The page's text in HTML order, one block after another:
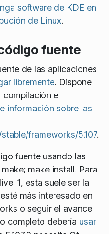
software de KDE en
de Linux.
fuente
de las aplicaciones
libremente. Dispone
compilación e
información sobre las
frameworks/5.107.
fuente usando las
make install. Para
1, esta suele ser la
más interesado en
o seguir el avance
completo debería usar